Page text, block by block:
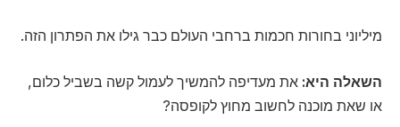
מיליוני בחורות חכמות ברחבי העולם כבר גילו את הפתרון הזה.
השאלה היא: את מעדיפה להמשיך לעמול קשה בשביל כלום,
או שאת מוכנה לחשוב מחוץ לקופסה?